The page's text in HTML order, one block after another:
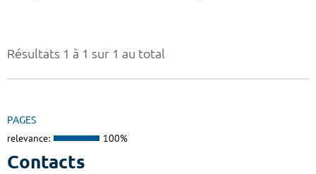
Résultats 1 à 1 sur 1 au total
PAGES
relevance: 100%
Contacts